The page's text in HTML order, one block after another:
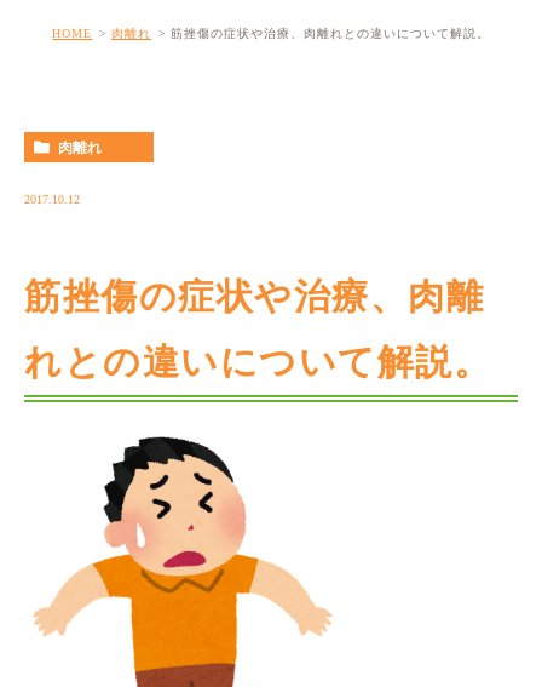
HOME 肉離れ 筋挫傷の症状や治療、肉離れとの違いについて解説。
肉離れ
2017.10.12
筋挫傷の症状や治療、肉離
れとの違いについて解説。